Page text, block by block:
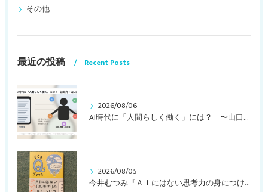
その他
最近の投稿 Recent Posts
2026/08/06
AI時代に「人間らしく働く」には？ 〜山口周さんのインタビュー記事、動画より〜
2026/08/05
今井むつみ『ＡＩにはない思考力の身につけ方 ことばの学びはなぜ大切なのか？』